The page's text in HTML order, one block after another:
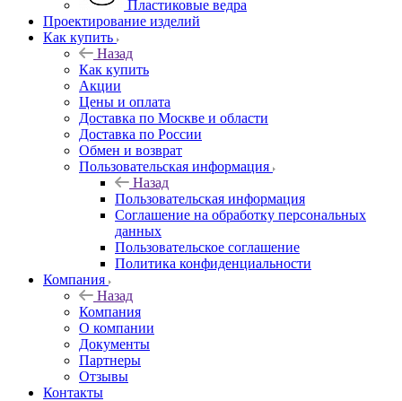
Пластиковые ведра
Проектирование изделий
Как купить
Назад
Как купить
Акции
Цены и оплата
Доставка по Москве и области
Доставка по России
Обмен и возврат
Пользовательская информация
Назад
Пользовательская информация
Соглашение на обработку персональных
данных
Пользовательское соглашение
Политика конфиденциальности
Компания
Назад
Компания
О компании
Документы
Партнеры
Отзывы
Контакты